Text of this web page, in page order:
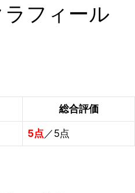
フィール
総合評価
5点 ／5点